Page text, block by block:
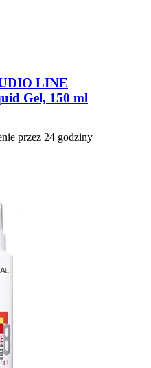
LINE
Gel, 150 ml
przez 24 godziny